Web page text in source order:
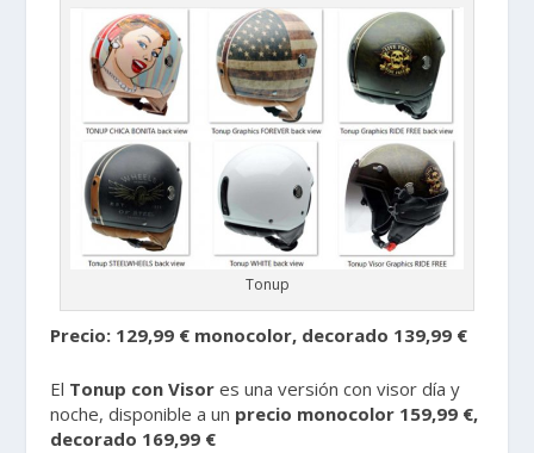
Tonup
Precio: 129,99 € monocolor, decorado 139,99 €
El Tonup con Visor es una versión con visor día y
noche, disponible a un precio monocolor 159,99 €,
decorado 169,99 €